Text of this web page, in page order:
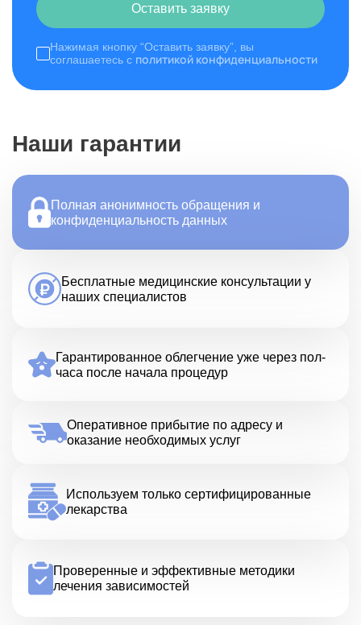
Нажимая кнопку “Оставить заявку”, вы
соглашаетесь с политикой конфиденциальности
Оставить заявку
Наши гарантии
Полная анонимность обращения и
конфиденциальность данных
Бесплатные медицинские консультации у
наших специалистов
Гарантированное облегчение уже через пол-
часа после начала процедур
Оперативное прибытие по адресу и
оказание необходимых услуг
Используем только сертифицированные
лекарства
Проверенные и эффективные методики
лечения зависимостей